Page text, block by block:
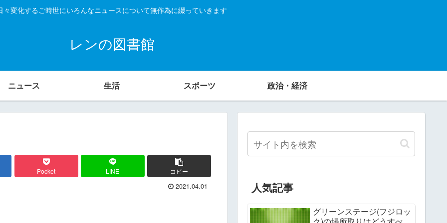
々変化するご時世にいろんなニュースについて無作為に綴っていきます
レンの図書館
ニュース 生活 スポーツ 政治・経済
Pocket LINE コピー
2021.04.01 人気記事
グリーンステージ(フジロッ